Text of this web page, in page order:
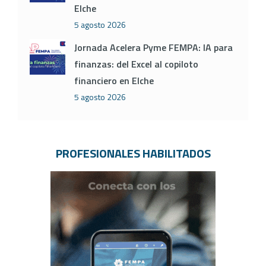
Elche
5 agosto 2026
Jornada Acelera Pyme FEMPA: IA para
finanzas: del Excel al copiloto
financiero en Elche
5 agosto 2026
PROFESIONALES HABILITADOS